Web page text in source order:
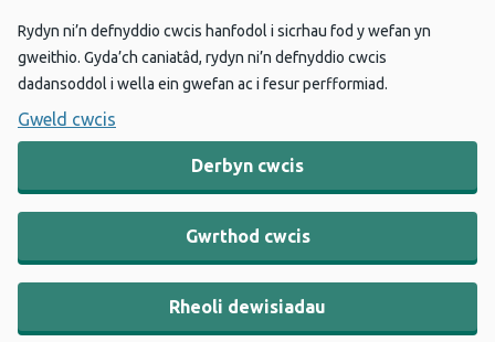
Rydyn ni’n defnyddio cwcis hanfodol i sicrhau fod y wefan yn
gweithio. Gyda’ch caniatâd, rydyn ni’n defnyddio cwcis
dadansoddol i wella ein gwefan ac i fesur perfformiad.
Gweld cwcis
Derbyn cwcis
Gwrthod cwcis
Rheoli dewisiadau